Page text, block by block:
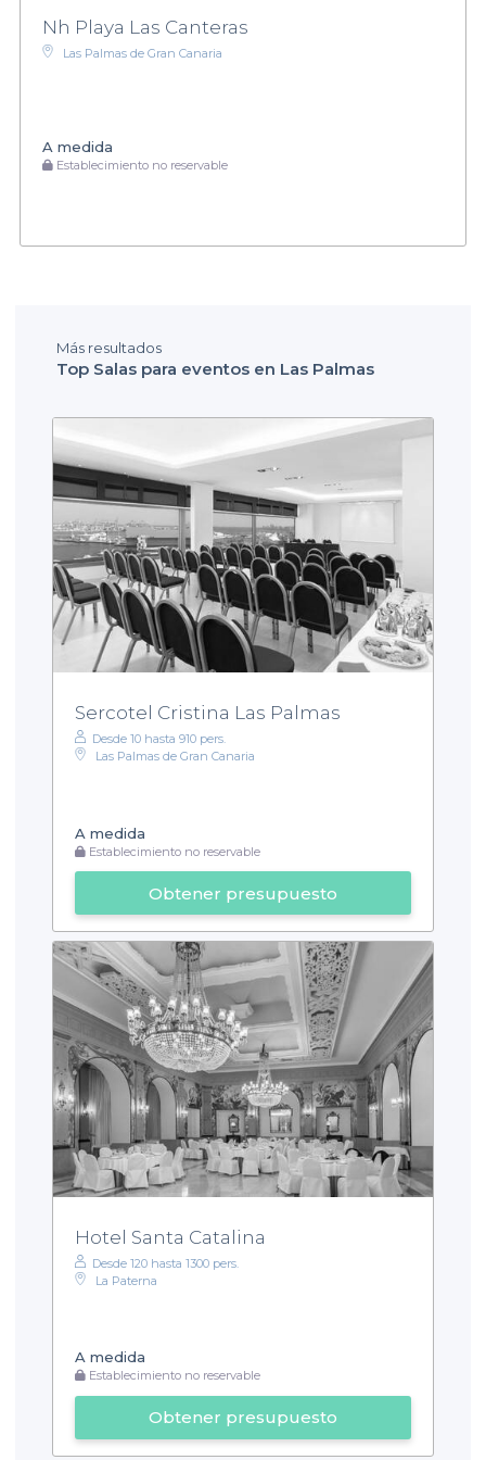
Nh Playa Las Canteras
Las Palmas de Gran Canaria
A medida
Establecimiento no reservable
Más resultados
Top Salas para eventos en Las Palmas
Sercotel Cristina Las Palmas
Desde 10 hasta 910 pers.
Las Palmas de Gran Canaria
A medida
Establecimiento no reservable
Obtener presupuesto
Hotel Santa Catalina
Desde 120 hasta 1300 pers.
La Paterna
A medida
Establecimiento no reservable
Obtener presupuesto